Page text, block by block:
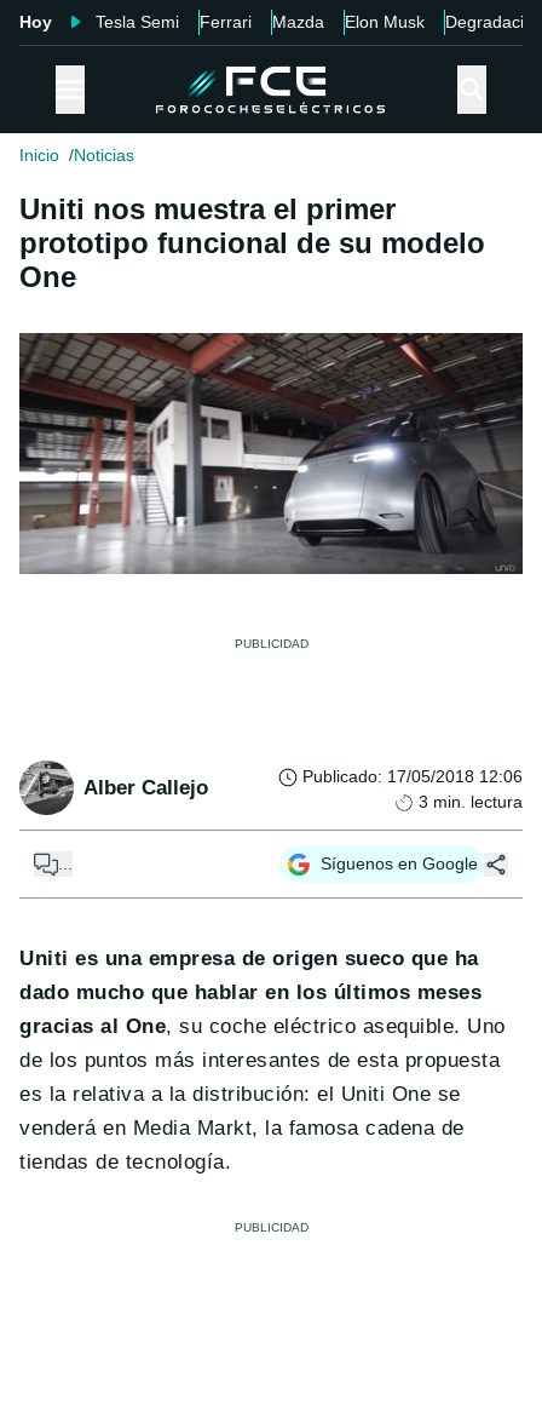
Hoy Tesla Semi Ferrari Mazda Elon Musk Degradación
Inicio Noticias
Uniti nos muestra el primer
prototipo funcional de su modelo
One
Alber Callejo Publicado: 17/05/2018 12:06
3 min. lectura
Síguenos en Google
Uniti es una empresa de origen sueco que ha
dado mucho que hablar en los últimos meses
gracias al One, su coche eléctrico asequible. Uno
de los puntos más interesantes de esta propuesta
es la relativa a la distribución: el Uniti One se
venderá en Media Markt, la famosa cadena de
tiendas de tecnología.